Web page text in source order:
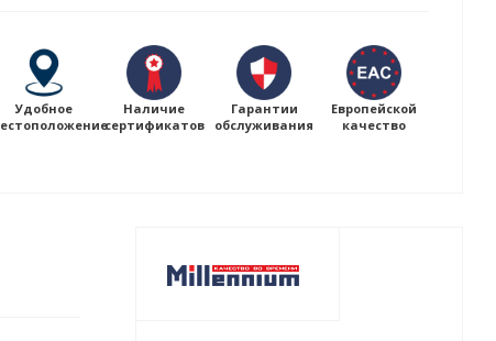
Удобное
Наличие
сертификатов
Гарантии
обслуживания
Европейской
качество